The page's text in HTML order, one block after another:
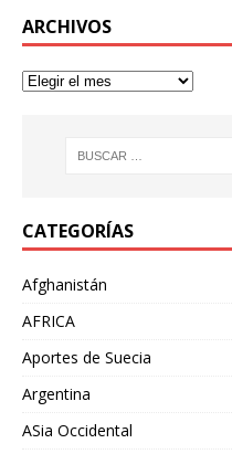
ARCHIVOS
CATEGORÍAS
Afghanistán
AFRICA
Aportes de Suecia
Argentina
ASia Occidental